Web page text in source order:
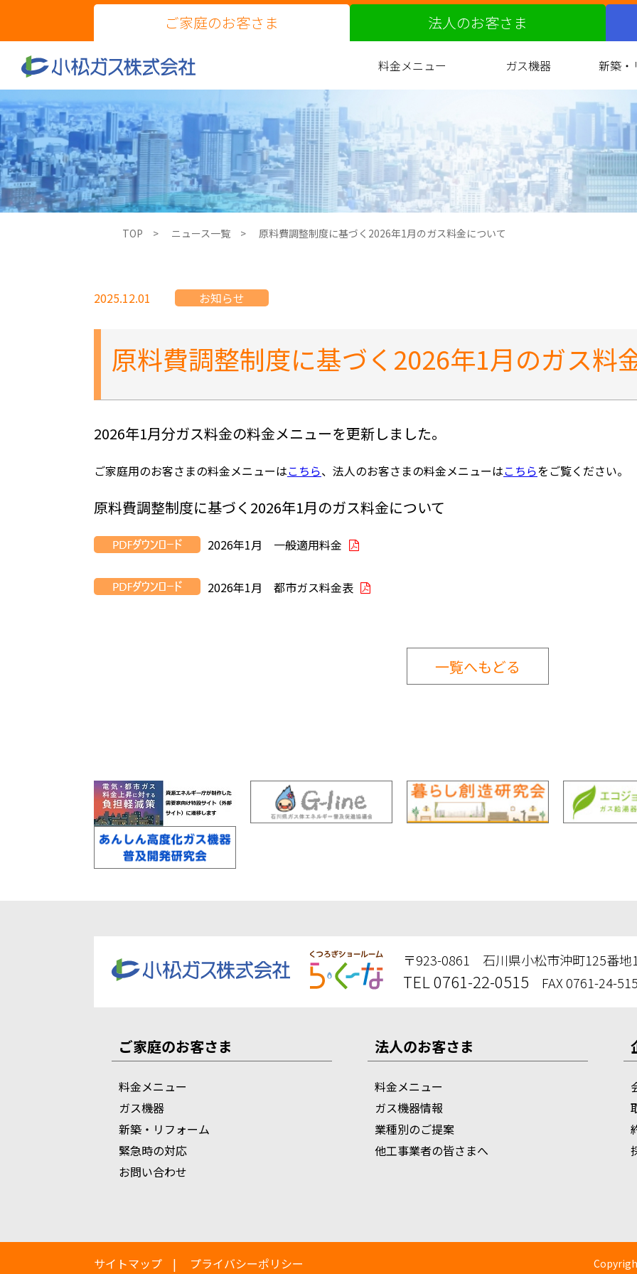
ご家庭のお客さま 法人のお客さま
料金メニュー ガス機器
バスルーム
ガス衣類乾燥機
新築・
光熱費
TOP ニュース一覧 原料費調整制度に基づく2026年1月のガス料金について
2025.12.01 お知らせ
原料費調整制度に基づく2026年1月のガス料
2026年1月分ガス料金の料金メニューを更新しました。
ご家庭用のお客さまの料金メニューはこちら、法人のお客さまの料金メニューはこちらをご覧ください。
原料費調整制度に基づく2026年1月のガス料金について
2026年1月 一般適用料金
2026年1月 都市ガス料金表
一覧へもどる
〒923-0861 石川県小松市沖町125番地1
TEL 0761-22-0515 FAX 0761-24-
ご家庭のお客さま
料金メニュー
ガス機器
新築・リフォーム
緊急時の対応
お問い合わせ
法人のお客さま
料金メニュー
ガス機器情報
業種別のご提案
他工事業者の皆さまへ
サイトマップ プライバシーポリシー